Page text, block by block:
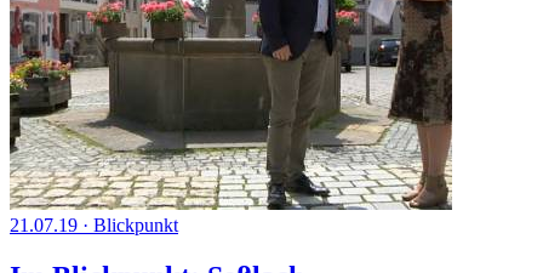
21.07.19 · Blickpunkt